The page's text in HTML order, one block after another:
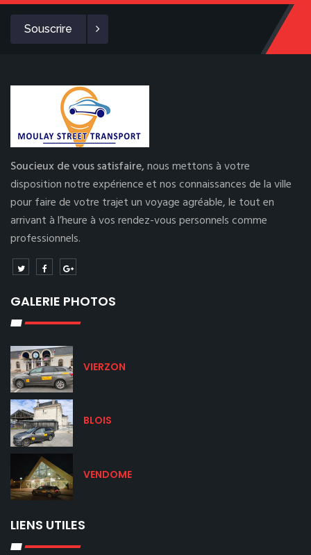
Souscrire
Soucieux de vous satisfaire,nous mettons à votre
disposition notre expérience et nos connaissances de la ville
pour faire de votre trajet un voyage agréable, le tout en
arrivant à l’heure à vos rendez-vous personnels comme
professionnels.
GALERIE PHOTOS
VIERZON
BLOIS
VENDOME
LIENS UTILES